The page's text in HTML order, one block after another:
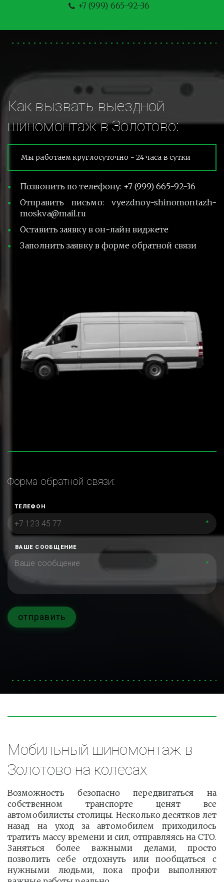
+7 (999) 665-92-36
Как вызвать выездной
шиномонтаж в Золотово:
Мы работаем круглосуточно - 24 часа в сутки
Позвонить по телефону: +7 (999) 665-92-36
Отправить письмо: vyezdnoy-shinomontazh-
moskva@mail.ru
Оставить заявку в он-лайн виджете
Заполнить заявку в форме обратной связи
Форма обратной связи:
ТЕЛЕФОН
*
ВАШЕ СООБЩЕНИЕ
*
отправить
Мобильный шиномонтаж в
Золотово на колесах
Возможность безопасно передвигаться на
собственном транспорте ценят все
автомобилисты столицы. Несколько десятков лет
назад на уход за автомобилем приходилось
тратить массу времени и сил, отправляясь на СТО.
Заняться более важными делами, просто
позволить себе отдохнуть или пообщаться с
нужными людьми, пока профи выполняют